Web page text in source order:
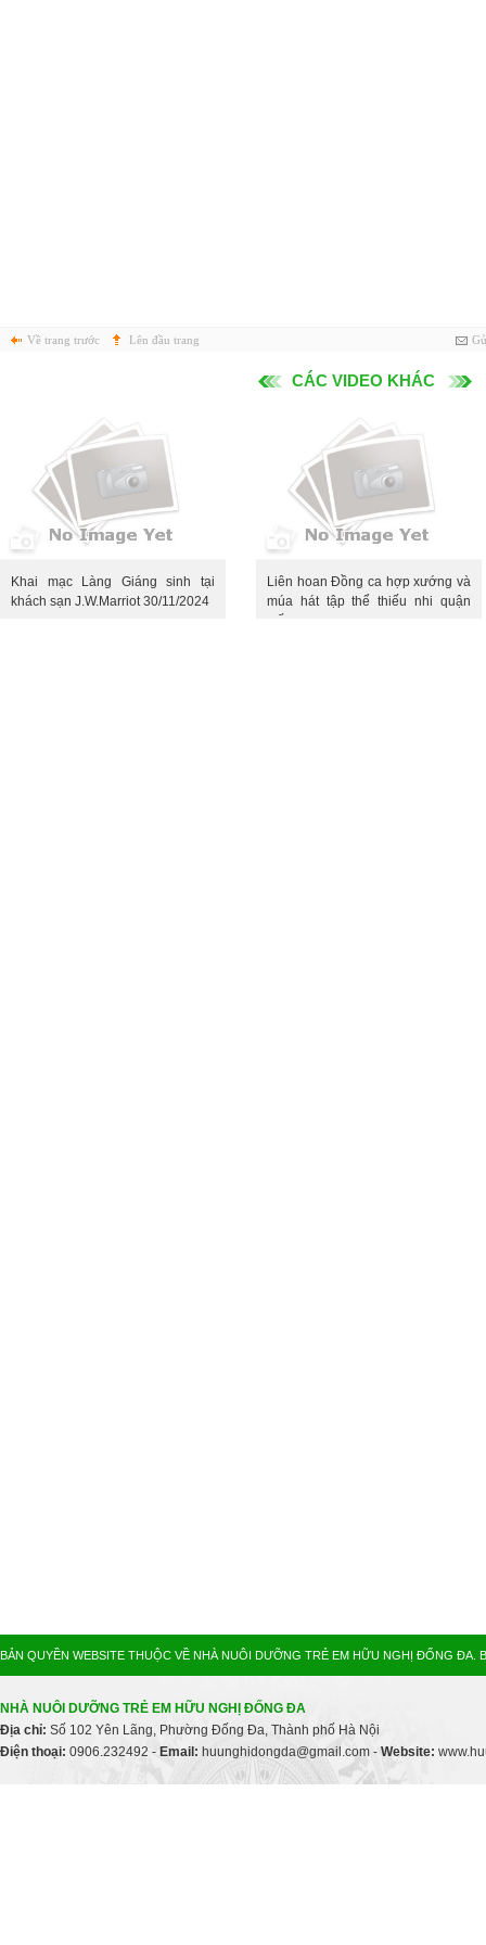
Về trang trước Lên đầu trang
CÁC VIDEO KHÁC
Khai mạc Làng Giáng sinh tại
khách sạn J.W.Marriot 30/11/2024
Liên hoan Đồng ca hợp xướng và
múa hát tập thể thiếu nhi quận
BẢN QUYỀN WEBSITE THUỘC VỀ NHÀ NUÔI DƯỠNG TRẺ EM HỮU NGHỊ ĐỐNG ĐA.
NHÀ NUÔI DƯỠNG TRẺ EM HỮU NGHỊ ĐỐNG ĐA
Địa chỉ: Số 102 Yên Lãng, Phường Đống Đa, Thành phố Hà Nội
Điện thoại: 0906.232492 - Email: huunghidongda@gmail.com - Website: